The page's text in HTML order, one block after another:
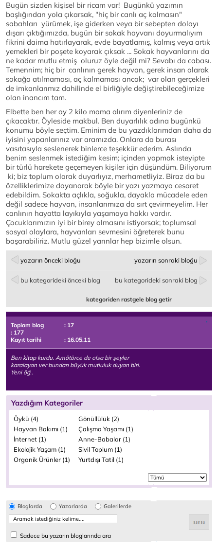
Bugün sizden kişisel bir ricam var! Bugünkü yazımın
başlığından yola çıkarsak, "hiç bir canlı aç kalmasın"
sabahları yürümek, işe giderken veya bir sebepten dolayı
dışarı çıktığımızda, bugün bir sokak hayvanı doyurmalıyım
fikrini daima hatırlayarak, evde bayatlamış, kalmış veya artık
yemekleri bir poşete koyarak çıksak ... Sokak hayvanlarını da
ne kadar mutlu etmiş oluruz öyle değil mi? Sevabı da cabası.
Temennim; hiç bir canlının gerek hayvan, gerek insan olarak
sokağa atılmaması, aç kalmaması ancak; var olan gerçekleri
de imkanlarımız dahilinde el birliğiyle değiştirebileceğimize
olan inancım tam.
Elbette ben her ay 2 kilo mama alırım diyenleriniz de
çıkacaktır. Öyleside makbul. Ben duyarlılık adına bugünkü
konumu böyle seçtim. Eminim de bu yazdıklarımdan daha da
iyisini yapanlarınız var aramızda. Onlara da burası
vasıtasıyla seslenerek binlerce teşekkür ederim. Aslında
benim seslenmek istediğim kesim; içinden yapmak isteyipte
bir türlü harekete geçemeyen kişiler için düşündüm. Biliyorum
ki; biz toplum olarak duyarlıyız, merhametliyiz. Biraz da bu
özelliklerimize dayanarak böyle bir yazı yazmaya cesaret
edebildim. Sokakta açlıkla, soğukla, dayakla mücadele eden
değil sadece hayvan, insanlarımıza da sırt çevirmeyelim. Her
canlının hayatta layıkıyla yaşamaya hakkı vardır.
Çocuklarımızın iyi bir birey olmasını istiyorsak; toplumsal
sosyal olaylara, hayvanları sevmesini öğreterek bunu
başarabiliriz. Mutlu güzel yarınlar hep bizimle olsun.
yazarın önceki bloğu yazarın sonraki bloğu
bu kategorideki önceki blog bu kategorideki sonraki blog
kategoriden rastgele blog getir
Toplam blog
: 17
: 177
Kayıt tarihi
: 16.05.11
Ben kitap kurdu. Amötörce de olsa bir şeyler
karalayan ver bundan büyük mutluluk duyan biri.
Yeni öğ..
Yazdığım Kategoriler
Öykü (4)
Gönüllülük (2)
Hayvan Bakımı (1)
Çalışma Yaşamı (1)
İnternet (1)
Anne-Babalar (1)
Ekolojik Yaşam (1)
Sivil Toplum (1)
Organik Ürünler (1)
Yurtdışı Tatil (1)
Bloglarda Yazarlarda Galerilerde
Sadece bu yazarın bloglarında ara